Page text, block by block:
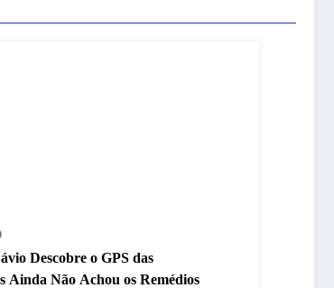
Descobre o GPS das
Ainda Não Achou os Remédios